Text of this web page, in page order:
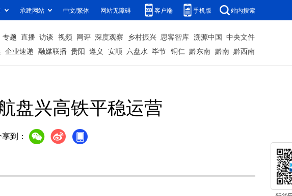
承建网站 中文/繁体 网站无障碍 客户端 手机版 站内搜索
专题 直播 访谈 视频 网评 深度观察 乡村振兴 思客智库 溯源中国 中央文件
企业速递 融媒联播 贵阳 遵义 安顺 六盘水 毕节 铜仁 黔东南 黔南 黔西南
盘兴高铁平稳运营
到：